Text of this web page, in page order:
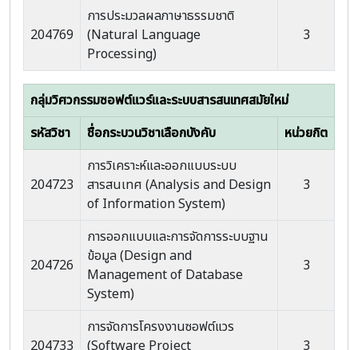
204769
การประมวลผลภาษาธรรมชาติ
(Natural Language
Processing)
3
กลุ่มวิศวกรรมซอฟต์แวร์และระบบสารสนเทศสมัยใหม่
รหัสวิชา
ชื่อกระบวนวิชาเลือกบังคับ หน่วยกิต
204723
การวิเคราะห์และออกแบบระบบ
สารสนเทศ (Analysis and Design
of Information System)
3
204726
การออกแบบและการจัดการระบบฐาน
ข้อมูล (Design and
Management of Database
System)
3
204733
การจัดการโครงงานซอฟต์แวร
(Software Project
3